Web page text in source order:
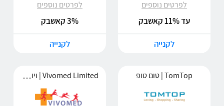
לפרטים נוספים
עד 11% קאשבק
לקנייה
לפרטים נוספים
3% קאשבק
לקנייה
TomTop | טום טופ Vivomed Limited | ויוומד לימיטד